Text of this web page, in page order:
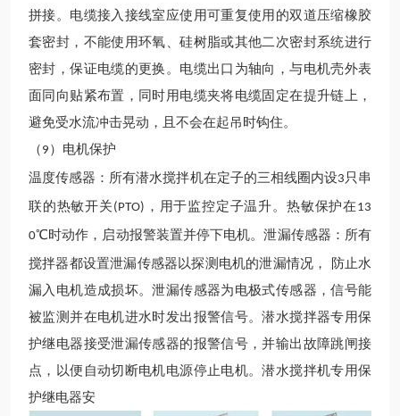
拼接。电缆接入接线室应使用可重复使用的双道压缩橡胶
套密封，不能使用环氧、硅树脂或其他二次密封系统进行
密封，保证电缆的更换。电缆出口为轴向，与电机壳外表
面同向贴紧布置，同时用电缆夹将电缆固定在提升链上，
避免受水流冲击晃动，且不会在起吊时钩住。
（ 9 ）电机保护
温度传感器：所有潜水搅拌机在定子的三相线圈内设3 只串
联的热敏开关 (PTO) ，用于监控定子温升。热敏保护在 13
0℃时动作，启动报警装置并停下电机。泄漏传感器：所有
搅拌器都设置泄漏传感器以探测电机的泄漏情况， 防止水
漏入电机造成损坏。泄漏传感器为电极式传感器，信号能
被监测并在电机进水时发出报警信号。潜水搅拌器专用保
护继电器接受泄漏传感器的报警信号，并输出故障跳闸接
点，以便自动切断电机电源停止电机。潜水搅拌机专用保
护继电器安